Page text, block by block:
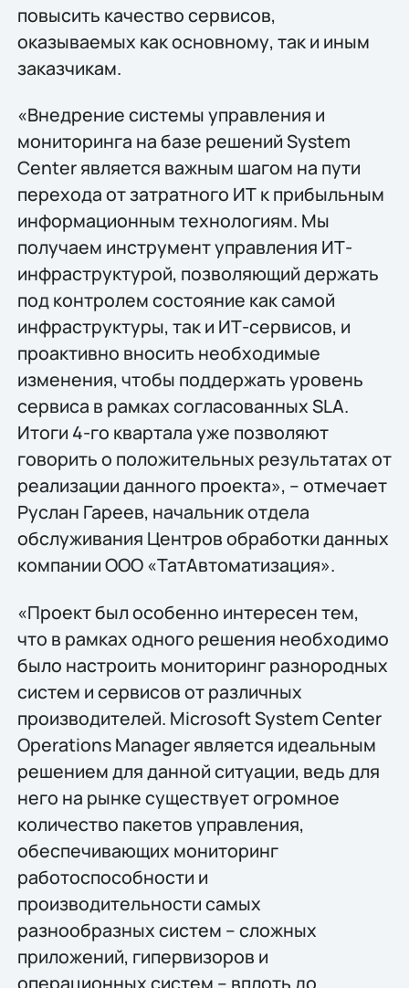
повысить качество сервисов,
оказываемых как основному, так и иным
заказчикам.
«Внедрение системы управления и
мониторинга на базе решений System
Center является важным шагом на пути
перехода от затратного ИТ к прибыльным
информационным технологиям. Мы
получаем инструмент управления ИТ-
инфраструктурой, позволяющий держать
под контролем состояние как самой
инфраструктуры, так и ИТ-сервисов, и
проактивно вносить необходимые
изменения, чтобы поддержать уровень
сервиса в рамках согласованных SLA.
Итоги 4-го квартала уже позволяют
говорить о положительных результатах от
реализации данного проекта», – отмечает
Руслан Гареев, начальник отдела
обслуживания Центров обработки данных
компании ООО «ТатАвтоматизация».
«Проект был особенно интересен тем,
что в рамках одного решения необходимо
было настроить мониторинг разнородных
систем и сервисов от различных
производителей. Microsoft System Center
Operations Manager является идеальным
решением для данной ситуации, ведь для
него на рынке существует огромное
количество пакетов управления,
обеспечивающих мониторинг
работоспособности и
производительности самых
разнообразных систем – сложных
приложений, гипервизоров и
операционных систем – вплоть до